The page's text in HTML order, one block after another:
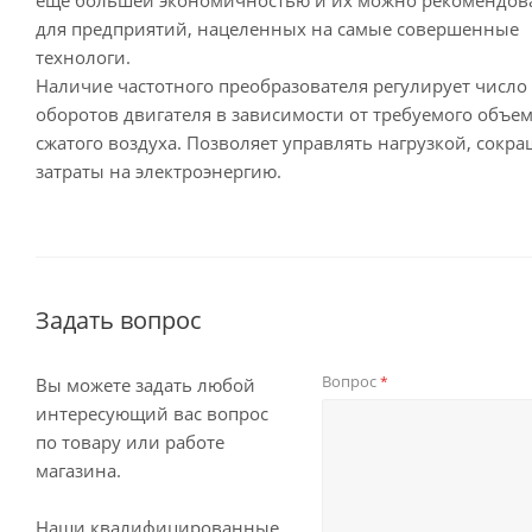
для предприятий, нацеленных на самые совершенные
технологи.
Наличие частотного преобразователя регулирует число
оборотов двигателя в зависимости от требуемого
сжатого воздуха. Позволяет управлять нагрузкой,
затраты на электроэнергию.
Задать вопрос
Вы можете задать любой
интересующий вас вопрос
по товару или работе
магазина.
Наши квалифицированные
Вопрос*